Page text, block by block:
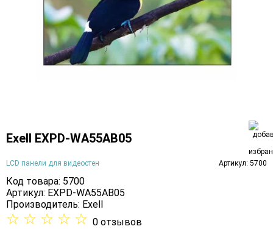
Exell EXPD-WA55AB05
LCD панели для видеостен Артикул: 5700
Код товара: 5700
Артикул: EXPD-WA55AB05
Производитель: Exell
☆ ☆ ☆ ☆ ☆ 0 отзывов